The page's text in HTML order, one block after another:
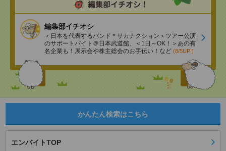
編集部イチオシ
＜日本を代表するバンド＊サカナクション＞ツアー公演
のサポートバイト＠日本武道館、＜1日～OK！＞あの有
名企業も！展示会や株主総会のお手伝い！など (8/5UP!)
かんたん検索はこちら
エンバイトTOP